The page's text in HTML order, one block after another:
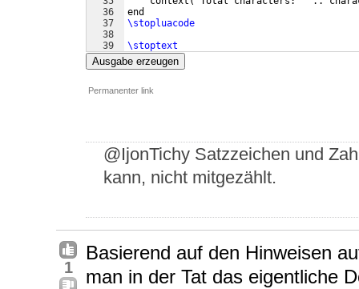
36
37
38
39
end
\stopluacode
\stoptext
Ausgabe erzeugen
Permanenter link
@IjonTichy Satzzeichen und
kann, nicht mitgezählt.
1
Basierend auf den Hinweisen
man in der Tat das eigentliche